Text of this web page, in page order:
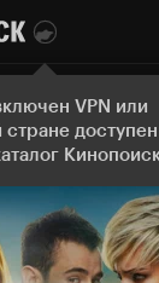
VPN или
стране доступен
Онлайн-